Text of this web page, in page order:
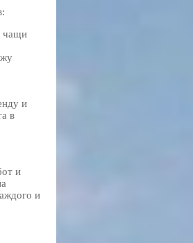
чащи
и
в
и
и